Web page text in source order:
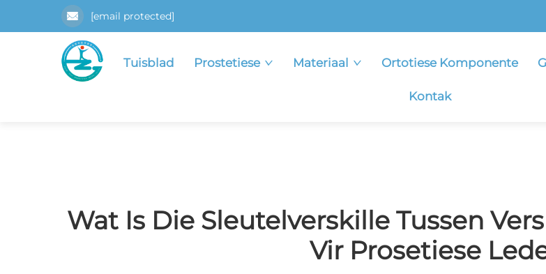
[email protected]
Tuisblad Prostetiese Materiaal Ortotiese Komponente
Kontak
Wat Is Die Sleutelverskille Tussen
Vir Prosetiese